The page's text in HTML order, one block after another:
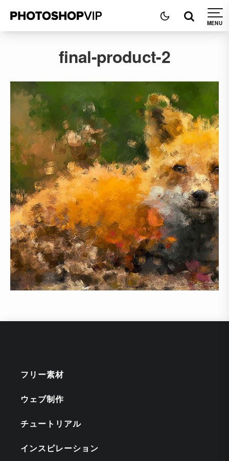
final-product-2
フリー素材
ウェブ制作
チュートリアル
インスピレーション